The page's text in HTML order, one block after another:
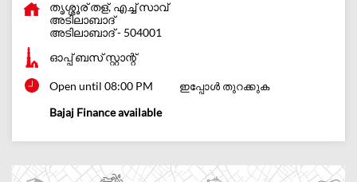
തൃശ്ശൂര് തള്, എച്ച് സാവ്
അടിലാബാദ്
അടിലാബാദ്- 504001
ഓപ്പ് ബസ് സ്റ്റാന്റ്
Open until 08:00 PM ഇപ്പോള്‍ തുറക്കുക
Bajaj Finance available